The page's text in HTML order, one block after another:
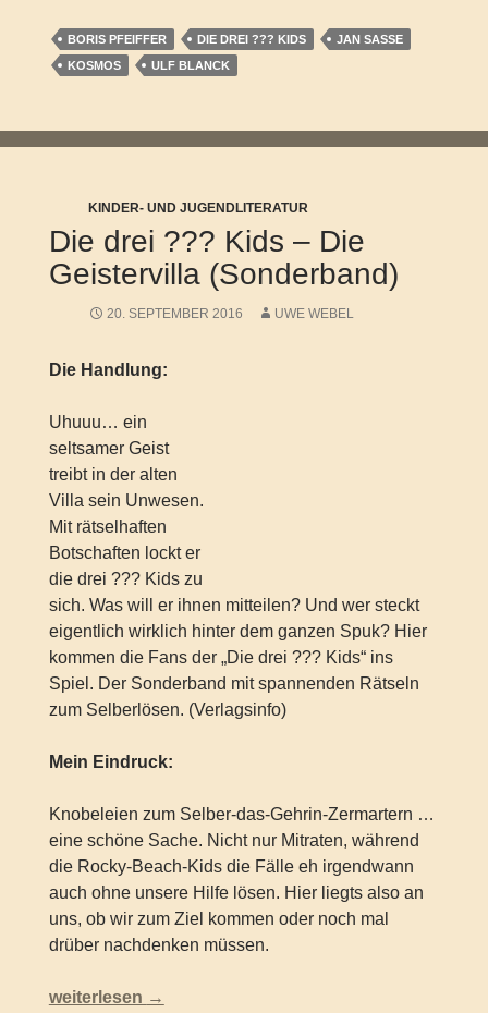
BORIS PFEIFFER DIE DREI ??? KIDS
JAN SASSE
KOSMOS
ULF BLANCK
KINDER- UND JUGENDLITERATUR
Die drei ??? Kids – Die
Geistervilla (Sonderband)
20. SEPTEMBER 2016 UWE WEBEL
Die Handlung:
Uhuuu… ein
seltsamer Geist
treibt in der alten
Villa sein Unwesen.
Mit rätselhaften
Botschaften lockt er
die drei ??? Kids zu
sich. Was will er ihnen mitteilen? Und wer steckt
eigentlich wirklich hinter dem ganzen Spuk? Hier
kommen die Fans der „Die drei ??? Kids“ ins
Spiel. Der Sonderband mit spannenden Rätseln
zum Selberlösen. (Verlagsinfo)
Mein Eindruck:
Knobeleien zum Selber-das-Gehrin-Zermartern …
eine schöne Sache. Nicht nur Mitraten, während
die Rocky-Beach-Kids die Fälle eh irgendwann
auch ohne unsere Hilfe lösen. Hier liegts also an
uns, ob wir zum Ziel kommen oder noch mal
drüber nachdenken müssen.
Die drei ??? Kids – Die Geistervilla (Sonderband)
weiterlesen →